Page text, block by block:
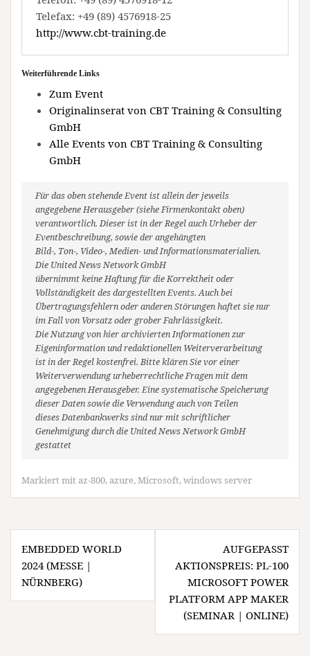
Telefax: +49 (89) 4576918-25
http://www.cbt-training.de
Weiterführende Links
Zum Event
Originalinserat von CBT Training & Consulting
GmbH
Alle Events von CBT Training & Consulting
GmbH
Für das oben stehende Event ist allein der jeweils
angegebene Herausgeber (siehe Firmenkontakt oben)
verantwortlich. Dieser ist in der Regel auch Urheber der
Eventbeschreibung, sowie der angehängten
Bild-, Ton-, Video-, Medien- und Informationsmaterialien.
Die United News Network GmbH
übernimmt keine Haftung für die Korrektheit oder
Vollständigkeit des dargestellten Events. Auch bei
Übertragungsfehlern oder anderen Störungen haftet sie nur
im Fall von Vorsatz oder grober Fahrlässigkeit.
Die Nutzung von hier archivierten Informationen zur
Eigeninformation und redaktionellen Weiterverarbeitung
ist in der Regel kostenfrei. Bitte klären Sie vor einer
Weiterverwendung urheberrechtliche Fragen mit dem
angegebenen Herausgeber. Eine systematische Speicherung
dieser Daten sowie die Verwendung auch von Teilen
dieses Datenbankwerks sind nur mit schriftlicher
Genehmigung durch die United News Network GmbH
gestattet
Markiert mit az-800,azure,Microsoft,windows server
Beitragsnavigation
EMBEDDED WORLD
2024 (MESSE |
NÜRNBERG)
AUFGEPASST
AKTIONSPREIS: PL-100
MICROSOFT POWER
PLATFORM APP MAKER
(SEMINAR | ONLINE)